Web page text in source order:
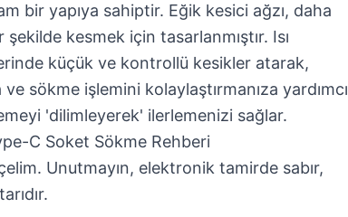
bir yapıya sahiptir. Eğik kesici ağzı, daha
kesmek için tasarlanmıştır. Isı
küçük ve kontrollü kesikler atarak,
sökme işlemini kolaylaştırmanıza yardımcı
'dilimleyerek' ilerlemenizi sağlar.
C Soket Sökme Rehberi
Unutmayın, elektronik tamirde sabır,